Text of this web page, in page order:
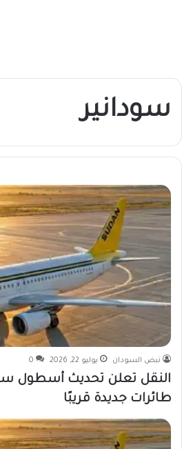
سودانير
نبض السودان يوليو 22, 2026 0
النقل تعلن تحديث أسطول
طائرات جديدة قريبًا